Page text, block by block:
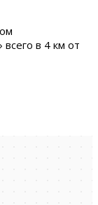
в 4 км от